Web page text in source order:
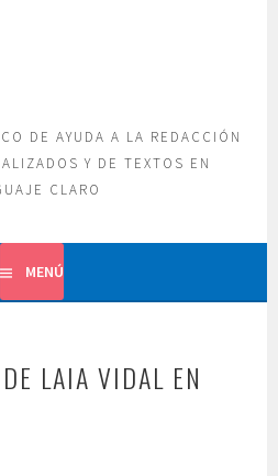
DE AYUDA A LA REDACCIÓN
Y DE TEXTOS EN
CLARO
MENÚ
LAIA VIDAL EN